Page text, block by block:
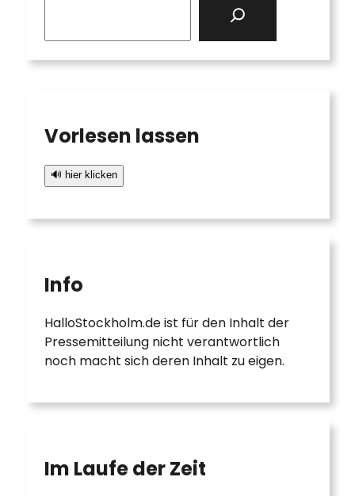
Vorlesen lassen
🔊 hier klicken
Info
HalloStockholm.de ist für den Inhalt der
Pressemitteilung nicht verantwortlich
noch macht sich deren Inhalt zu eigen.
Im Laufe der Zeit